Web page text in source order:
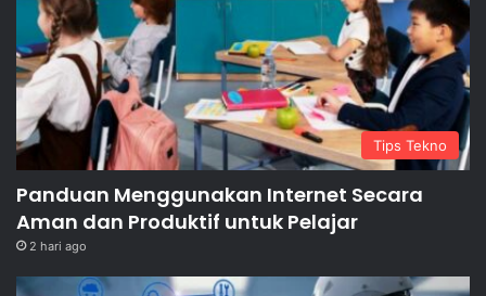
Tips Tekno
Panduan Menggunakan Internet Secara
Aman dan Produktif untuk Pelajar
2 hari ago